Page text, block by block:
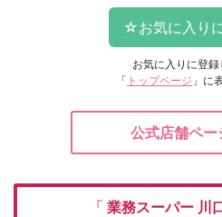
お気に入りに登
「 トップページ 」に
公式店舗ペー
「 業務スーパー 川